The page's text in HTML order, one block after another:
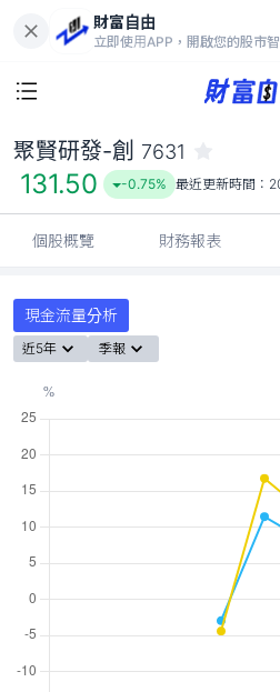
財富自由
立即使用APP，開啟您的股市智
131.50
-0.75%
聚賢研發-創 7631
131.50 -0.75% 最近更新時間：
個股概覽 財務報表
現金流量分析
近5年 季報